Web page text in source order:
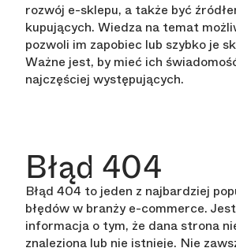
rozwój e-sklepu, a także być
kupujących. Wiedza na temat
pozwoli im zapobiec lub szybko je
Ważne jest, by mieć ich
najczęściej występujących.
Błąd 404
Błąd 404 to jeden z najbardziej
błędów w branży e-commerce.
informacja o tym, że dana strona
znaleziona lub nie istnieje. Nie